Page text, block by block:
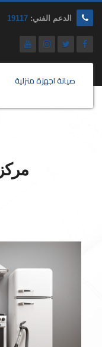
الدعم الفني: 19117
صيانة اجهزة منزلية